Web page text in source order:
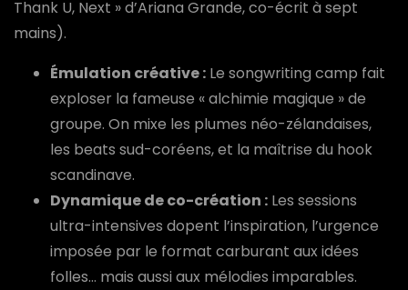
Thank U, Next » d’Ariana Grande, co-écrit à sept
mains).
Émulation créative : Le songwriting camp fait
exploser la fameuse « alchimie magique » de
groupe. On mixe les plumes néo-zélandaises,
les beats sud-coréens, et la maîtrise du hook
scandinave.
Dynamique de co-création : Les sessions
ultra-intensives dopent l’inspiration, l’urgence
imposée par le format carburant aux idées
folles… mais aussi aux mélodies imparables.